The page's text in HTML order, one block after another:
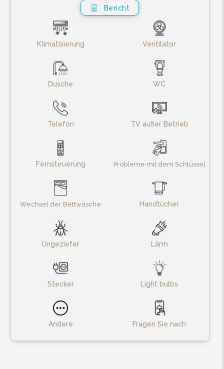
Bericht
Klimatisierung Ventilator
Dusche WC
Telefon TV außer Betrieb
Fernsteuerung Probleme mit dem Schlüssel
Wechsel der Bettwäsche Handtücher
Ungeziefer Lärm
Stecker Light bulbs
Andere Fragen Sie nach